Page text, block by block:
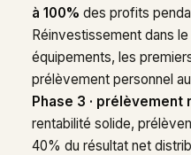
à 100% des profits
Réinvestissement dans
équipements, les
prélèvement personnel
Phase 3 · prélèvement
rentabilité solide,
40% du résultat net